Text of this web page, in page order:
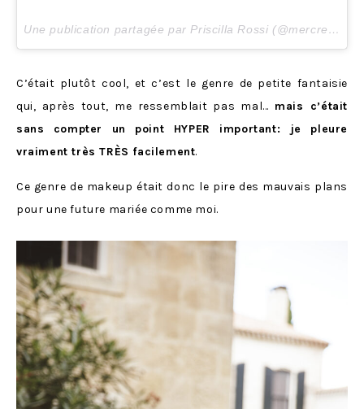
Une publication partagée par Priscilla Rossi (@mercredieblog) le
C’était plutôt cool, et c’est le genre de petite fantaisie
qui, après tout, me ressemblait pas mal… mais c’était
sans compter un point HYPER important: je pleure
vraiment très TRÈS facilement.
Ce genre de makeup était donc le pire des mauvais plans
pour une future mariée comme moi.